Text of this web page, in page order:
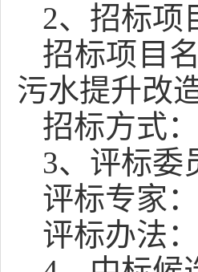
2、招标项
招标项目名
污水提升改
招标方式：
3、评标委
评标专家：
评标办法：